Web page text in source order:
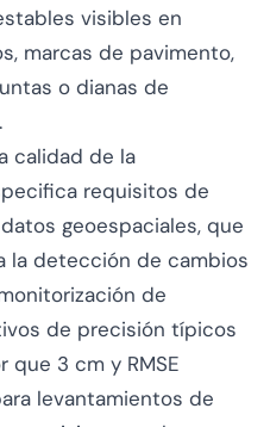
visibles en
marcas de pavimento,
o dianas de
calidad de la
requisitos de
geoespaciales, que
la detección de cambios
de
de precisión típicos
que 3 cm y RMSE
levantamientos de